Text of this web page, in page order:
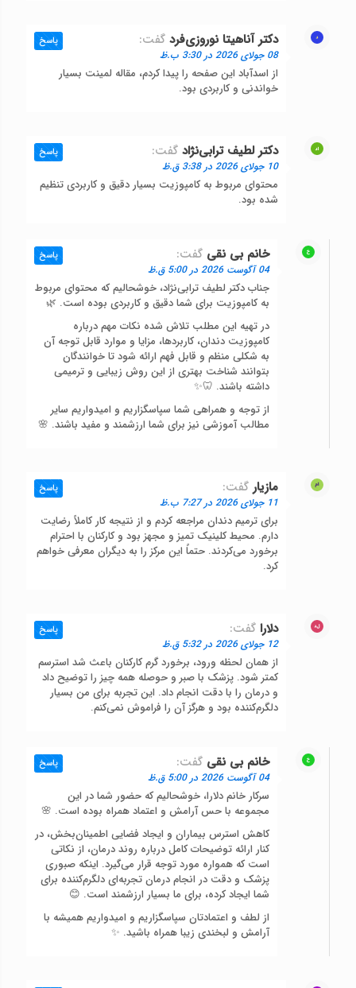
دکتر آناهیتا نوروزی‌فرد گفت:
08 جولای 2026 در 3:30 ب.ظ
از اسدآباد این صفحه را پیدا کردم، مقاله لمینت بسیار
خواندنی و کاربردی بود.
پاسخ
دکتر لطیف ترابی‌نژاد گفت:
10 جولای 2026 در 3:38 ق.ظ
محتوای مربوط به کامپوزیت بسیار دقیق و کاربردی تنظیم
شده بود.
پاسخ
خانم بی نقی گفت:
04 آگوست 2026 در 5:00 ق.ظ
جناب دکتر لطیف ترابی‌نژاد، خوشحالیم که محتوای مربوط
به کامپوزیت برای شما دقیق و کاربردی بوده است. 🌿
در تهیه این مطلب تلاش شده نکات مهم درباره
کامپوزیت دندان، کاربردها، مزایا و موارد قابل توجه آن
به شکلی منظم و قابل فهم ارائه شود تا خوانندگان
بتوانند شناخت بهتری از این روش زیبایی و ترمیمی
داشته باشند. 🦷✨
از توجه و همراهی شما سپاسگزاریم و امیدواریم سایر
مطالب آموزشی نیز برای شما ارزشمند و مفید باشند. 🌸
پاسخ
مازیار گفت:
11 جولای 2026 در 7:27 ب.ظ
برای ترمیم دندان مراجعه کردم و از نتیجه کار کاملاً رضایت
دارم. محیط کلینیک تمیز و مجهز بود و کارکنان با احترام
برخورد می‌کردند. حتماً این مرکز را به دیگران معرفی خواهم
کرد.
پاسخ
دلارا گفت:
12 جولای 2026 در 5:32 ق.ظ
از همان لحظه ورود، برخورد گرم کارکنان باعث شد استرسم
کمتر شود. پزشک با صبر و حوصله همه چیز را توضیح داد
و درمان را با دقت انجام داد. این تجربه برای من بسیار
دلگرم‌کننده بود و هرگز آن را فراموش نمی‌کنم.
پاسخ
خانم بی نقی گفت:
04 آگوست 2026 در 5:00 ق.ظ
سرکار خانم دلارا، خوشحالیم که حضور شما در این
مجموعه با حس آرامش و اعتماد همراه بوده است. 🌸
کاهش استرس بیماران و ایجاد فضایی اطمینان‌بخش، در
کنار ارائه توضیحات کامل درباره روند درمان، از نکاتی
است که همواره مورد توجه قرار می‌گیرد. اینکه صبوری
پزشک و دقت در انجام درمان تجربه‌ای دلگرم‌کننده برای
شما ایجاد کرده، برای ما بسیار ارزشمند است. 😊
از لطف و اعتمادتان سپاسگزاریم و امیدواریم همیشه با
آرامش و لبخندی زیبا همراه باشید. ✨
پاسخ